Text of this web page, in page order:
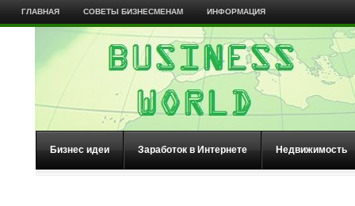
ГЛАВНАЯ СОВЕТЫ БИЗНЕСМЕНАМ ИНФОРМАЦИЯ
Бизнес идеи Заработок в Интернете Недвижимость